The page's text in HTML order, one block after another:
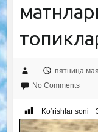
пятница
No Comments
Ko‘rishlar soni